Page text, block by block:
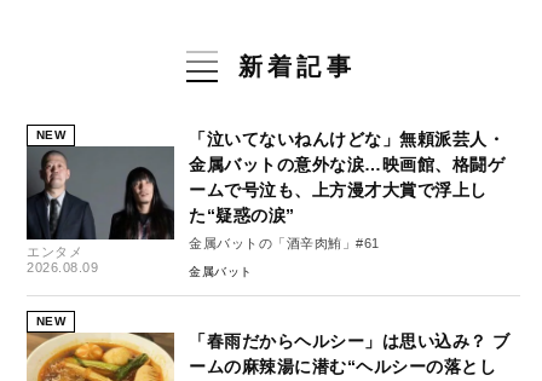
新着記事
NEW
エンタメ
2026.08.09
「泣いてないねんけどな」無頼派芸人・
金属バットの意外な涙…映画館、格闘ゲ
ームで号泣も、上方漫才大賞で浮上し
た“疑惑の涙”
金属バットの「酒辛肉鮪」#61
金属バット
NEW
「春雨だからヘルシー」は思い込み？ ブ
ームの麻辣湯に潜む“ヘルシーの落とし